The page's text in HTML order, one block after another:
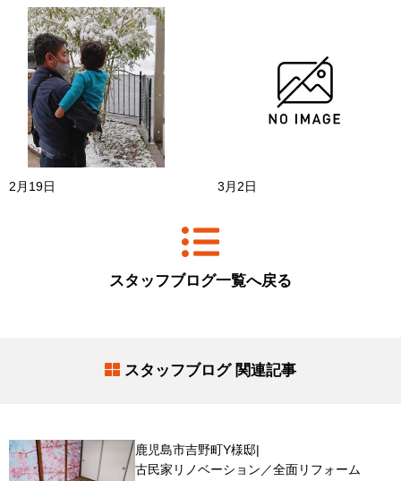
2月19日
スタッフブログ一覧へ戻る
3月2日
スタッフブログ 関連記事
鹿児島市吉野町Y様邸|
古民家リノベーション／全面リフォーム